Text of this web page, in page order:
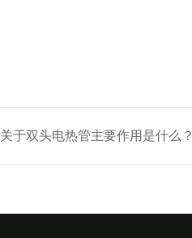
关于双头电热管主要作用是什么？